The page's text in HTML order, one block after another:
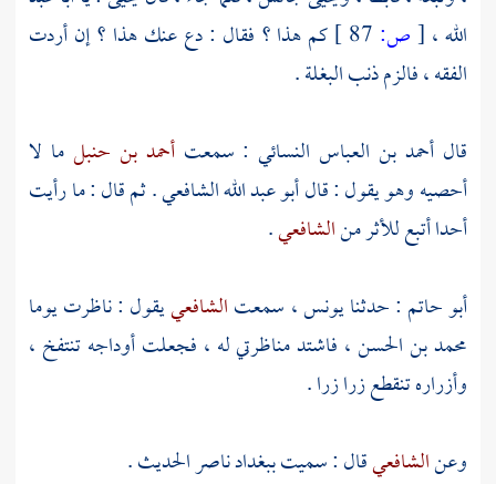
الله، [ص:
كم هذا ؟ فقال : دع عنك هذا ؟ إن أردت
الفقه ، فالزم ذنب البغلة .
قالأحمد بن العباس النسائي : سمعتأحمد بن حنبل ما لا
أحصيه وهو يقول : قالأبو عبد الله الشافعي. ثم قال : ما رأيت
أحدا أتبع للأثر منالشافعي.
أبو حاتم : حدثنايونس، سمعتالشافعييقول : ناظرت يوما
محمد بن الحسن، فاشتد مناظرتي له ، فجعلت أوداجه تنتفخ ،
وأزراره تنقطع زرا زرا .
وعنالشافعيقال : سميتببغدادناصر الحديث .